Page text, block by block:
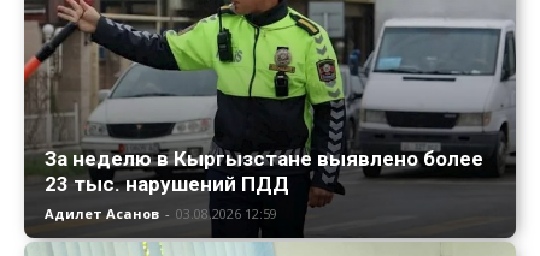
За неделю в Кыргызстане выявлено более
23 тыс. нарушений ПДД
Адилет Асанов - 03.08.2026 12:59